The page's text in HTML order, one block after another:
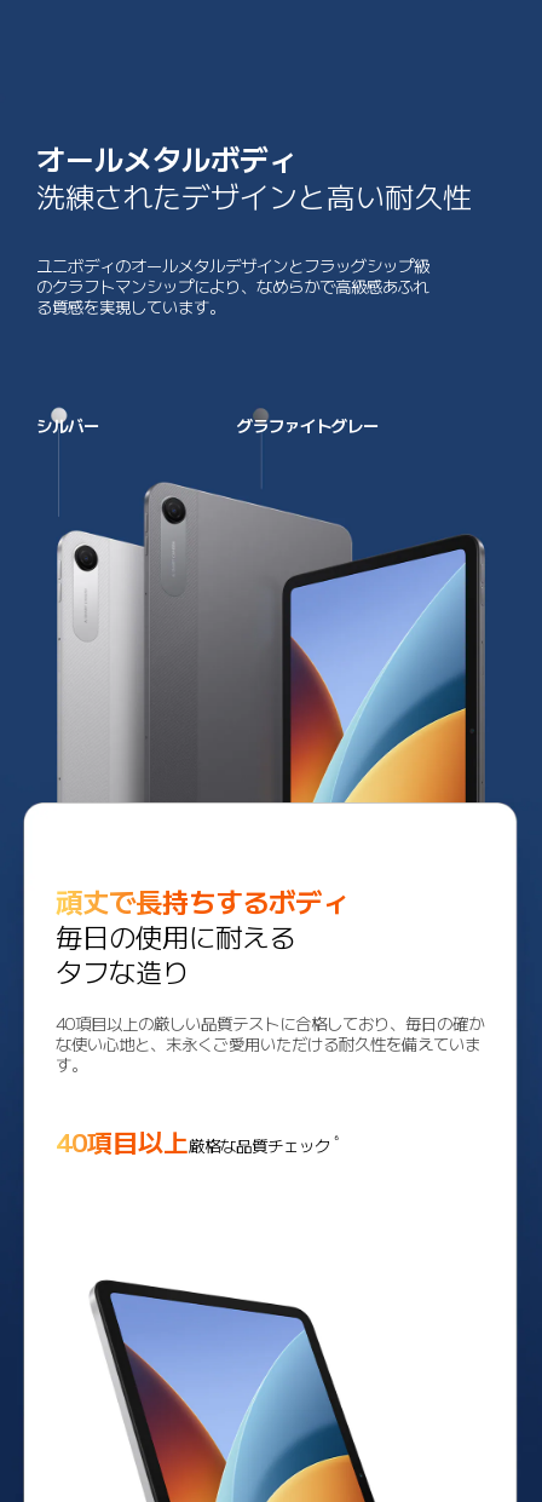
オールメタルボディ
洗練されたデザインと高い耐久性
ユニボディのオールメタルデザインとフラッグシップ級
のクラフトマンシップにより、なめらかで高級感あふれ
る質感を実現しています。
シルバー グラファイトグレー
頑丈で長持ちするボディ
毎日の使用に耐える
タフな造り
40項目以上の厳しい品質テストに合格しており、毎日の確か
な使い心地と、末永くご愛用いただける耐久性を備えていま
す。
40項目以上厳格な品質チェック 6